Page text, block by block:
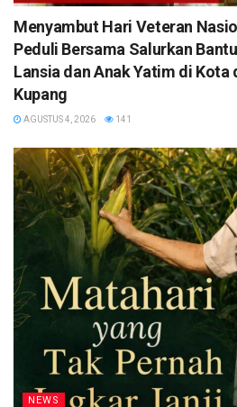
​Menyambut Hari Veteran
Peduli Bersama Salurkan
Lansia dan Anak Yatim di Kota
Kupang
AGUSTUS 4, 2026 141
NEWS